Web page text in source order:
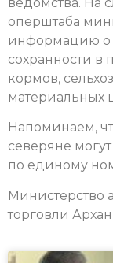
оперштаба
информацию о
сохранности в
кормов,
материальных
Напоминаем,
северяне
по единому
Министерство
торговли